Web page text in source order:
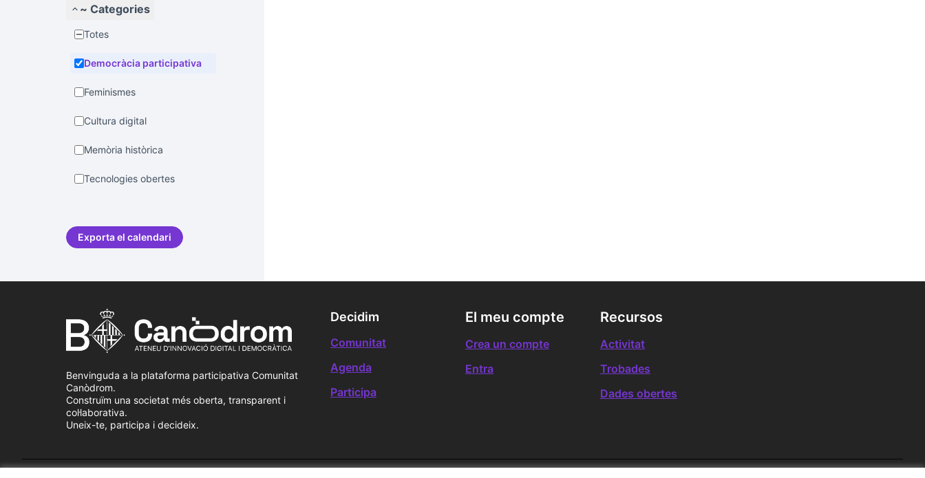
~ Categories
Totes
Democràcia participativa
Feminismes
Cultura digital
Memòria històrica
Tecnologies obertes
Exporta el calendari
Benvinguda a la plataforma participativa Comunitat
Canòdrom.
Construïm una societat més oberta, transparent i
col·laborativa.
Uneix-te, participa i decideix.
Decidim
Comunitat
Agenda
Participa
El meu compte
Crea un compte
Entra
Recursos
Activitat
Trobades
Dades obertes